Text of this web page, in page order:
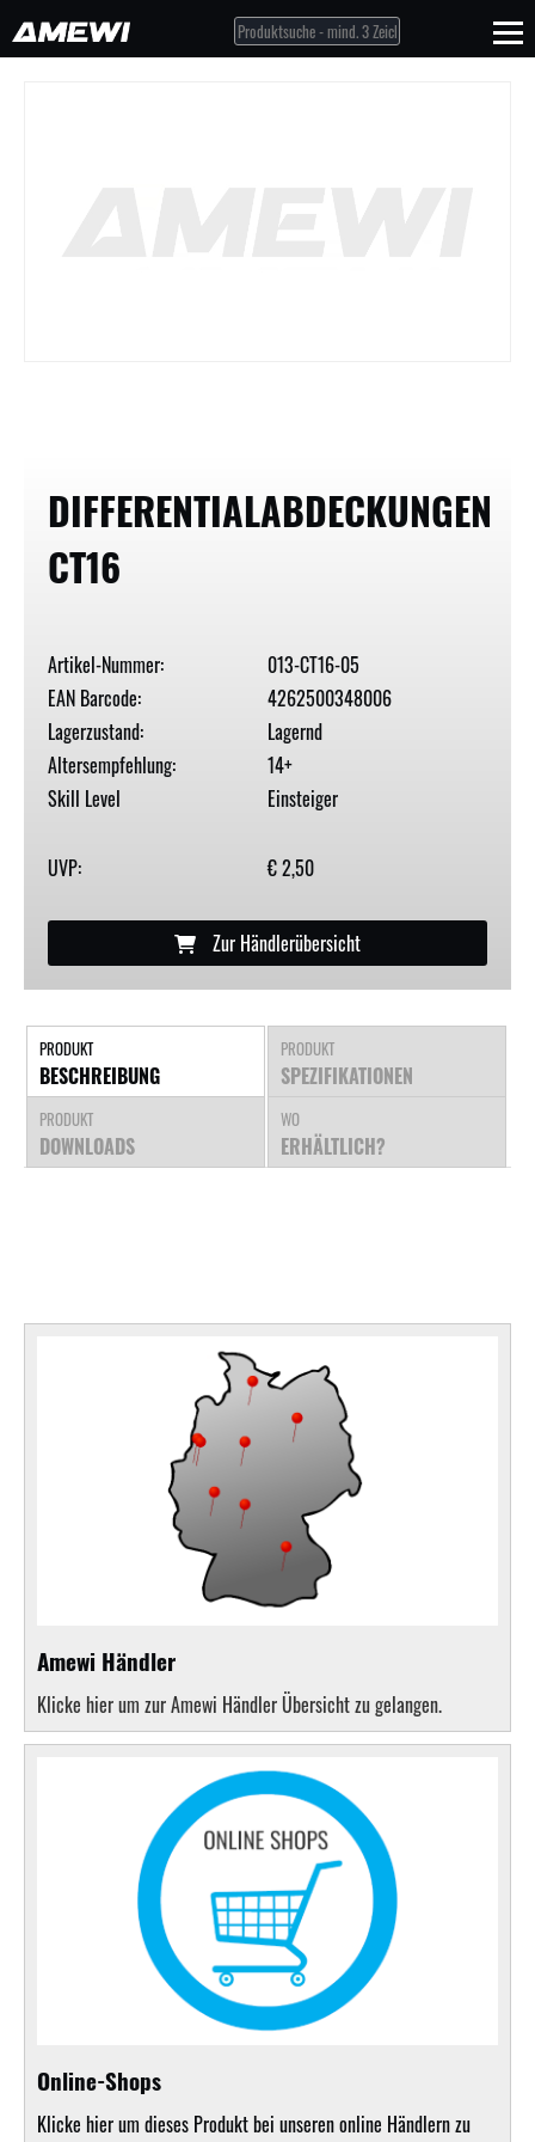
DIFFERENTIALABDECKUNGEN
CT16
Artikel-Nummer:
013-CT16-05
EAN Barcode:
4262500348006
Lagerzustand:
Lagernd
Altersempfehlung:
14+
Skill Level
Einsteiger
UVP: € 2,50
Zur Händlerübersicht
PRODUKT
BESCHREIBUNG
PRODUKT
SPEZIFIKATIONEN
PRODUKT
DOWNLOADS
WO
ERHÄLTLICH?
Amewi Händler
Klicke hier um zur Amewi Händler Übersicht zu gelangen.
Online-Shops
Klicke hier um dieses Produkt bei unseren online Händlern zu